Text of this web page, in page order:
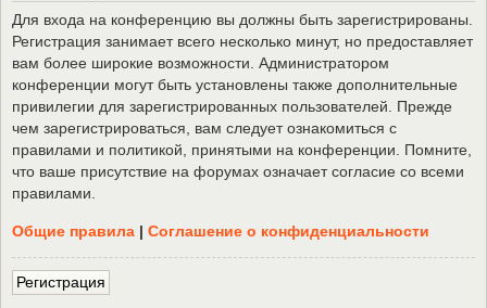
Для входа на конференцию вы должны быть зарегистрированы.
Регистрация занимает всего несколько минут, но предоставляет
вам более широкие возможности. Администратором
конференции могут быть установлены также дополнительные
привилегии для зарегистрированных пользователей. Прежде
чем зарегистрироваться, вам следует ознакомиться с
правилами и политикой, принятыми на конференции. Помните,
что ваше присутствие на форумах означает согласие со всеми
правилами.
Общие правила | Соглашение о конфиденциальности
Регистрация